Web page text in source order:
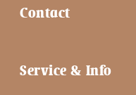
Contact
Contactgegevens
Service & Info